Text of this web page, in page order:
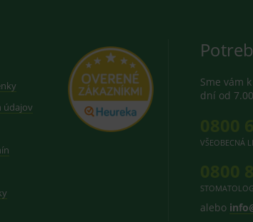
údajov
Sme vám
dní od
VŠEOBECNÁ
alebo